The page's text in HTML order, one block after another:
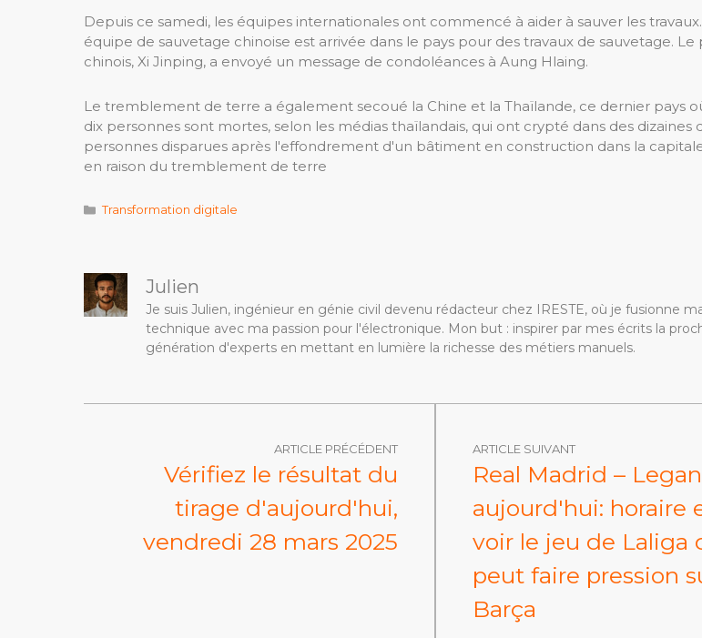
Depuis ce samedi, les équipes internationales ont commencé à aider à sauver les
équipe de sauvetage chinoise est arrivée dans le pays pour des travaux de sauvetage. Le
chinois, Xi Jinping, a envoyé un message de condoléances à Aung Hlaing.
Le tremblement de terre a également secoué la Chine et la Thaïlande, ce dernier pays
dix personnes sont mortes, selon les médias thaïlandais, qui ont crypté dans des dizaines
personnes disparues après l'effondrement d'un bâtiment en construction dans la
en raison du tremblement de terre
Catégories
Transformation digitale
Julien
Je suis Julien, ingénieur en génie civil devenu rédacteur chez IRESTE, où je fusionne
technique avec ma passion pour l'électronique. Mon but : inspirer par mes écrits la
génération d'experts en mettant en lumière la richesse des métiers manuels.
ARTICLE PRÉCÉDENT
Vérifiez le résultat du
tirage d'aujourd'hui,
vendredi 28 mars 2025
ARTICLE SUIVANT
Real Madrid –
aujourd'hui: horaire
voir le jeu de Laliga
peut faire pression
Barça